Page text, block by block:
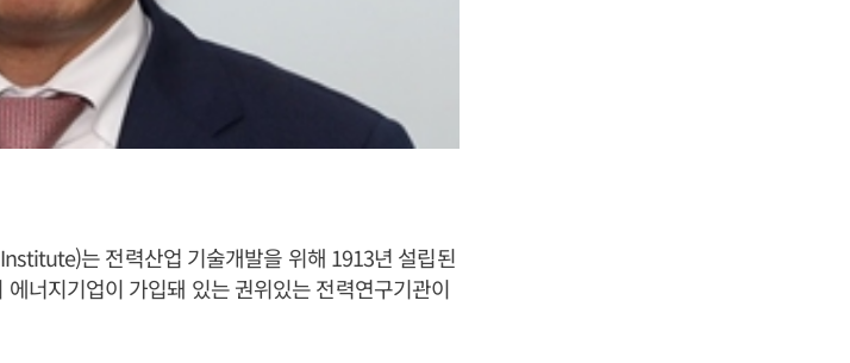
는 전력산업 기술개발을 위해 1913년 설립된
너지기업이 가입돼 있는 권위있는 전력연구기관이